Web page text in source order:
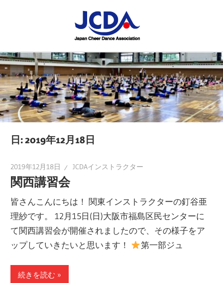
ン
ツ
へ
ス
キ
ッ
STAFF
BLOG
の
講
習
会
や
ベ
ト
を
レ
ポ
ー
ト
ま
日:2019年12月18日
2019年12月18日 JCDAインストラクター
関西講習会
皆さんこんにちは！ 関東インストラクターの釘谷亜
理紗です。 12月15日(日)大阪市福島区民センターに
て関西講習会が開催されましたので、その様子をア
ップしていきたいと思います！
第一部ジュ
続きを読む